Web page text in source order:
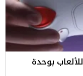
إطلاق هاتف OnePlus Ace 6 Ultra للألعاب بوحدة